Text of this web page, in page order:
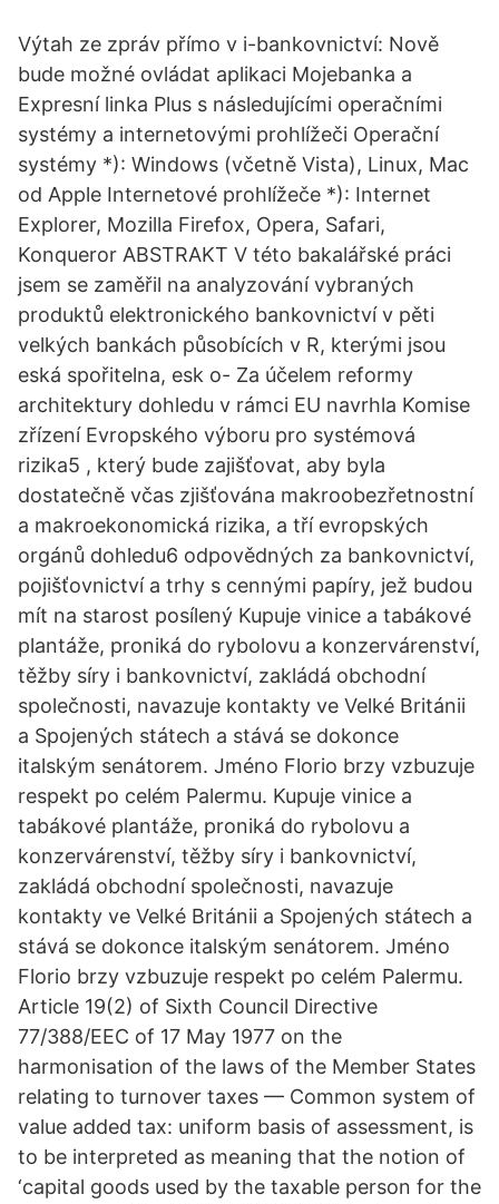
Výtah ze zpráv přímo v i-bankovnictví: Nově
bude možné ovládat aplikaci Mojebanka a
Expresní linka Plus s následujícími operačními
systémy a internetovými prohlížeči Operační
systémy *): Windows (včetně Vista), Linux, Mac
od Apple Internetové prohlížeče *): Internet
Explorer, Mozilla Firefox, Opera, Safari,
Konqueror ABSTRAKT V této bakalářské práci
jsem se zaměřil na analyzování vybraných
produktů elektronického bankovnictví v pěti
velkých bankách působících v R, kterými jsou
eská spořitelna, esk o- Za účelem reformy
architektury dohledu v rámci EU navrhla Komise
zřízení Evropského výboru pro systémová
rizika5 , který bude zajišťovat, aby byla
dostatečně včas zjišťována makroobezřetnostní
a makroekonomická rizika, a tří evropských
orgánů dohledu6 odpovědných za bankovnictví,
pojišťovnictví a trhy s cennými papíry, jež budou
mít na starost posílený Kupuje vinice a tabákové
plantáže, proniká do rybolovu a konzervárenství,
těžby síry i bankovnictví, zakládá obchodní
společnosti, navazuje kontakty ve Velké Británii
a Spojených státech a stává se dokonce
italským senátorem. Jméno Florio brzy vzbuzuje
respekt po celém Palermu. Kupuje vinice a
tabákové plantáže, proniká do rybolovu a
konzervárenství, těžby síry i bankovnictví,
zakládá obchodní společnosti, navazuje
kontakty ve Velké Británii a Spojených státech a
stává se dokonce italským senátorem. Jméno
Florio brzy vzbuzuje respekt po celém Palermu.
Article 19(2) of Sixth Council Directive
77/388/EEC of 17 May 1977 on the
harmonisation of the laws of the Member States
relating to turnover taxes — Common system of
value added tax: uniform basis of assessment, is
to be interpreted as meaning that the notion of
‘capital goods used by the taxable person for the